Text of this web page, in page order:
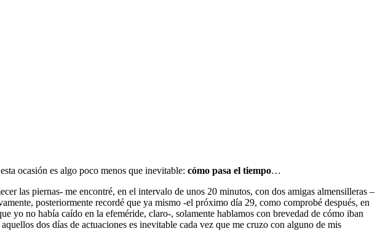
ocasión es algo poco menos que inevitable: cómo pasa el tiempo…
las piernas- me encontré, en el intervalo de unos 20 minutos, con dos amigas almensilleras –
posteriormente recordé que ya mismo -el próximo día 29, como comprobé después, en
yo no había caído en la efeméride, claro-, solamente hablamos con brevedad de cómo iban
dos días de actuaciones es inevitable cada vez que me cruzo con alguno de mis